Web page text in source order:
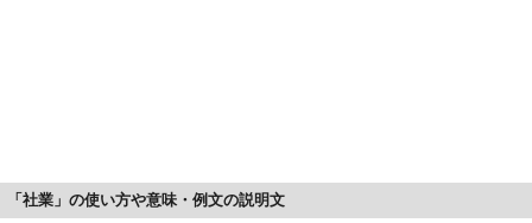
「社業」の使い方や意味・例文の説明文